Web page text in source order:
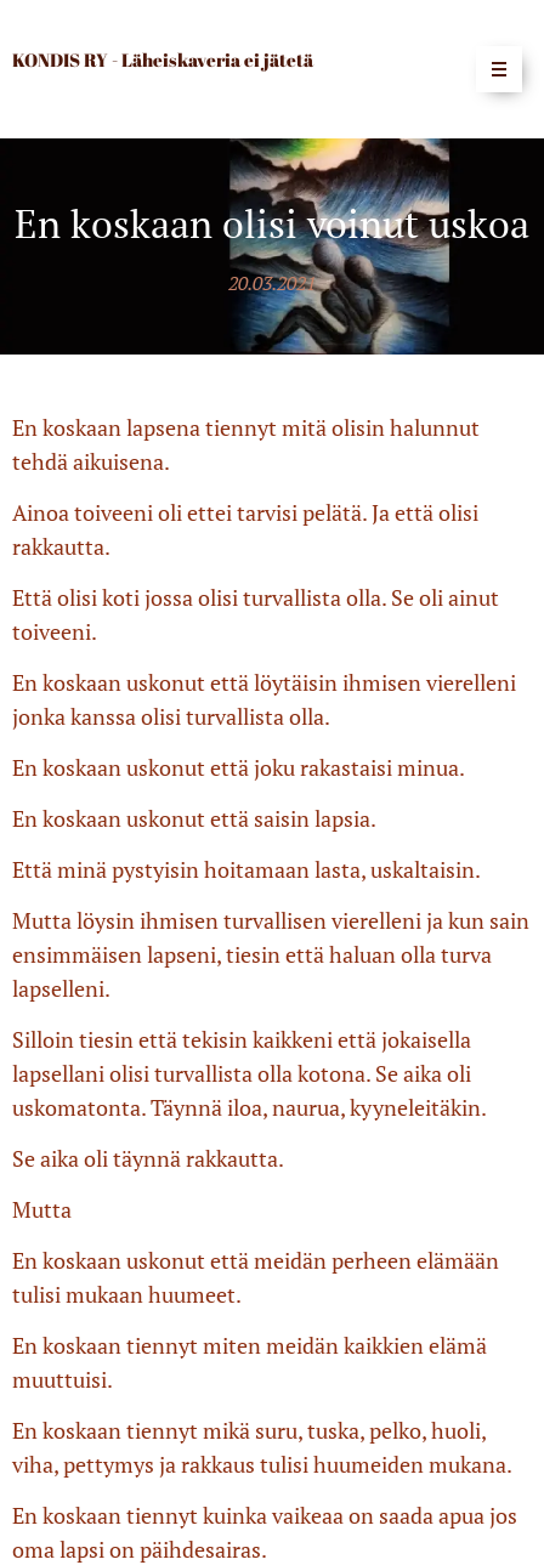
KONDIS RY - Läheiskaveria ei jätetä
En koskaan olisi voinut uskoa
20.03.2021
En koskaan lapsena tiennyt mitä olisin halunnut
tehdä aikuisena.
Ainoa toiveeni oli ettei tarvisi pelätä. Ja että olisi
rakkautta.
Että olisi koti jossa olisi turvallista olla. Se oli ainut
toiveeni.
En koskaan uskonut että löytäisin ihmisen vierelleni
jonka kanssa olisi turvallista olla.
En koskaan uskonut että joku rakastaisi minua.
En koskaan uskonut että saisin lapsia.
Että minä pystyisin hoitamaan lasta, uskaltaisin.
Mutta löysin ihmisen turvallisen vierelleni ja kun sain
ensimmäisen lapseni, tiesin että haluan olla turva
lapselleni.
Silloin tiesin että tekisin kaikkeni että jokaisella
lapsellani olisi turvallista olla kotona. Se aika oli
uskomatonta. Täynnä iloa, naurua, kyyneleitäkin.
Se aika oli täynnä rakkautta.
Mutta
En koskaan uskonut että meidän perheen elämään
tulisi mukaan huumeet.
En koskaan tiennyt miten meidän kaikkien elämä
muuttuisi.
En koskaan tiennyt mikä suru, tuska, pelko, huoli,
viha, pettymys ja rakkaus tulisi huumeiden mukana.
En koskaan tiennyt kuinka vaikeaa on saada apua jos
oma lapsi on päihdesairas.